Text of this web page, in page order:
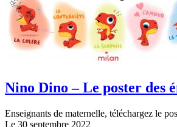
Nino Dino – Le poster des
Enseignants de maternelle, téléchargez le
Le 30 septembre 2022